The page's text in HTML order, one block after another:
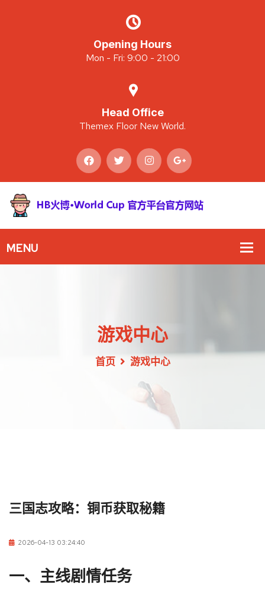
Opening Hours
Mon - Fri: 9:00 - 21:00
Head Office
Themex Floor New World.
游戏中心
首页 游戏中心
三国志攻略：铜币获取秘籍
2026-04-13 03:24:40
一、主线剧情任务